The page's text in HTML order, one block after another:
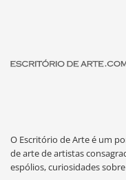
O Escritório de Arte é um
de arte de artistas
espólios, curiosidades